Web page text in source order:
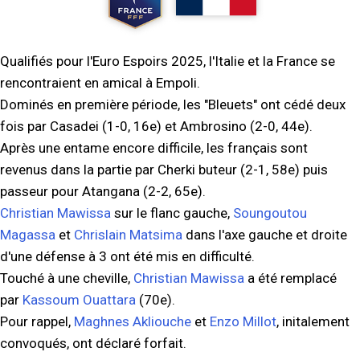
Qualifiés pour l'Euro Espoirs 2025, l'Italie et la France se
rencontraient en amical à Empoli.
Dominés en première période, les "Bleuets" ont cédé deux
fois par Casadei (1-0, 16e) et Ambrosino (2-0, 44e).
Après une entame encore difficile, les français sont
revenus dans la partie par Cherki buteur (2-1, 58e) puis
passeur pour Atangana (2-2, 65e).
Christian Mawissa sur le flanc gauche, Soungoutou
Magassa et Chrislain Matsima dans l'axe gauche et droite
d'une défense à 3 ont été mis en difficulté.
Touché à une cheville, Christian Mawissa a été remplacé
par Kassoum Ouattara (70e).
Pour rappel, Maghnes Akliouche et Enzo Millot, initalement
convoqués, ont déclaré forfait.